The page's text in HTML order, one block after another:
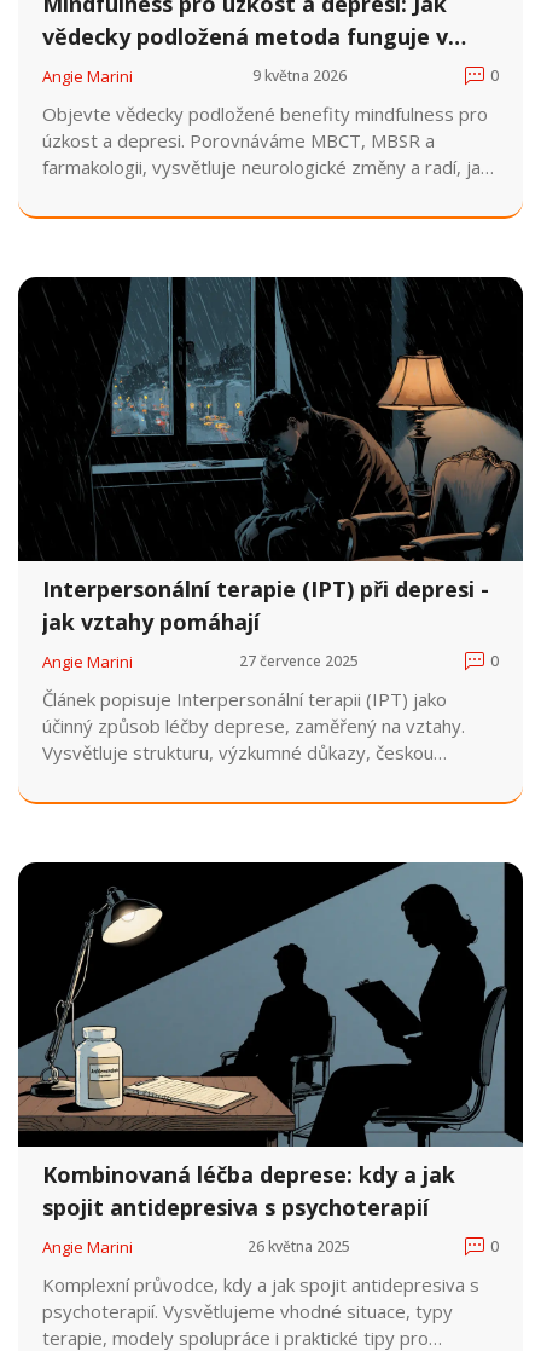
vědecky podložená metoda funguje v
praxi
Angie Marini 9 května 2026 0
Objevte vědecky podložené benefity mindfulness pro
úzkost a depresi. Porovnáváme MBCT, MBSR a
farmakologii, vysvětluje neurologické změny a radí, jak
Interpersonální terapie (IPT) při depresi -
jak vztahy pomáhají
Angie Marini 27 července 2025 0
Článek popisuje Interpersonální terapii (IPT) jako
účinný způsob léčby deprese, zaměřený na vztahy.
Vysvětluje strukturu, výzkumné důkazy, českou
Kombinovaná léčba deprese: kdy a jak
spojit antidepresiva s psychoterapií
Angie Marini 26 května 2025 0
Komplexní průvodce, kdy a jak spojit antidepresiva s
psychoterapií. Vysvětlujeme vhodné situace, typy
terapie, modely spolupráce i praktické tipy pro